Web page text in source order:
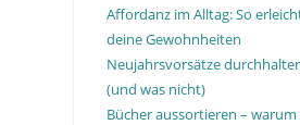
Affordanz im Alltag: So
deine Gewohnheiten
Neujahrsvorsätze
(und was nicht)
Bücher aussortieren –